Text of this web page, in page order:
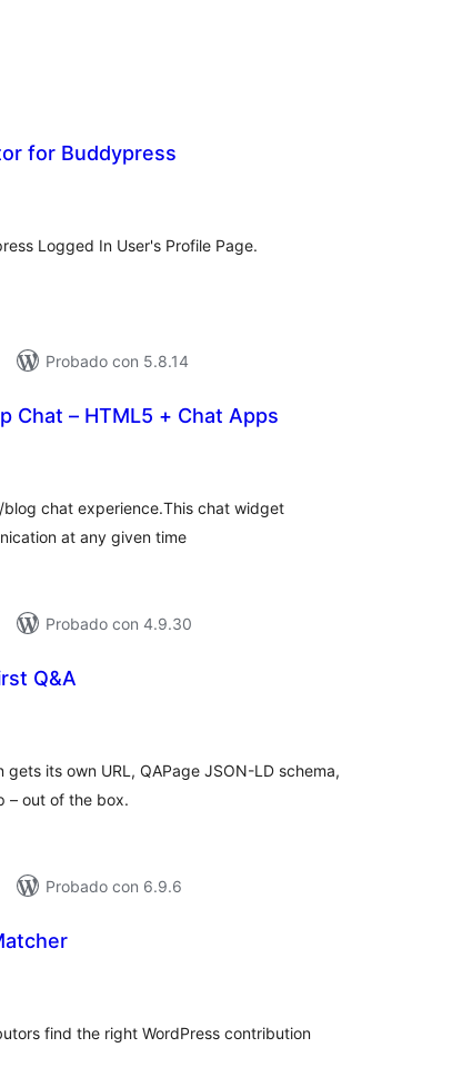
for Buddypress
Logged In User's Profile Page.
Probado con 5.8.14
Chat – HTML5 + Chat Apps
chat experience.This chat widget
at any given time
Probado con 4.9.30
Q&A
its own URL, QAPage JSON-LD schema,
– out of the box.
Probado con 6.9.6
find the right WordPress contribution